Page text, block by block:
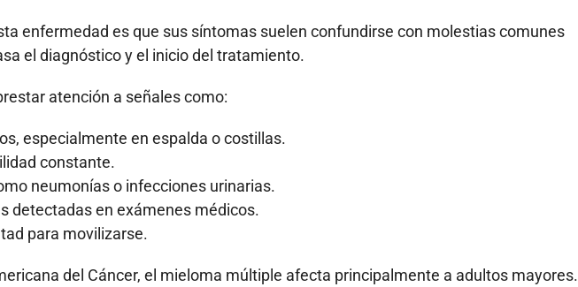
enfermedad es que sus síntomas suelen confundirse con molestias comunes
el diagnóstico y el inicio del tratamiento.
atención a señales como:
especialmente en espalda o costillas.
constante.
neumonías o infecciones urinarias.
detectadas en exámenes médicos.
para movilizarse.
del Cáncer, el mieloma múltiple afecta principalmente a adultos mayores.